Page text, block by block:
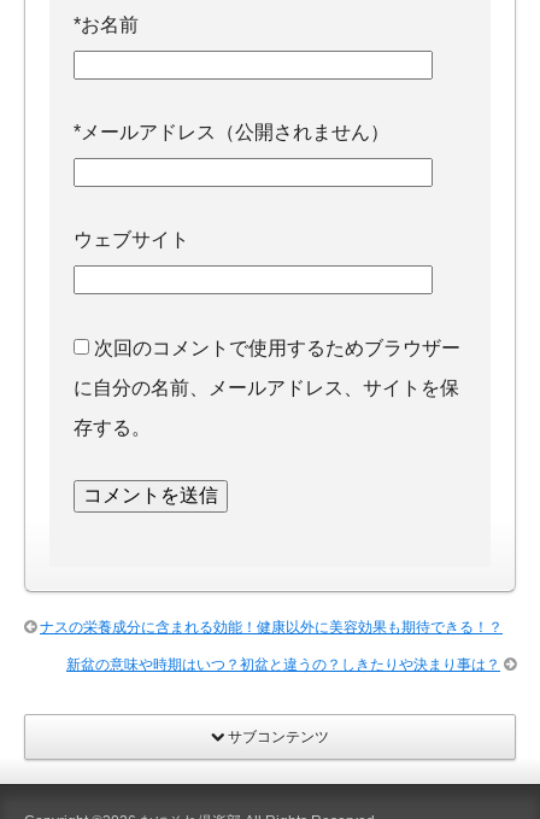
*お名前
* メールアドレス（公開されません）
ウェブサイト
次回のコメントで使用するためブラウザー
に自分の名前、メールアドレス、サイトを保
存する。
ナスの栄養成分に含まれる効能！健康以外に美容効果も期待できる！？
新盆の意味や時期はいつ？初盆と違うの？しきたりや決まり事は？
サブコンテンツ